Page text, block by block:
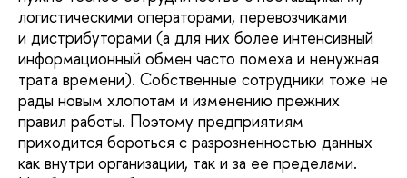
логистическими операторами, перевозчиками
и дистрибуторами (а для них более интенсивный
информационный обмен часто помеха и ненужная
трата времени). Собственные сотрудники тоже не
рады новым хлопотам и изменению прежних
правил работы. Поэтому предприятиям
приходится бороться с разрозненностью данных
как внутри организации, так и за ее пределами.